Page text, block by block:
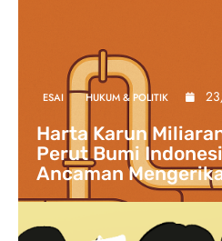
ESAI HUKUM & POLITIK
Harta Karun
Perut Bumi
Ancaman